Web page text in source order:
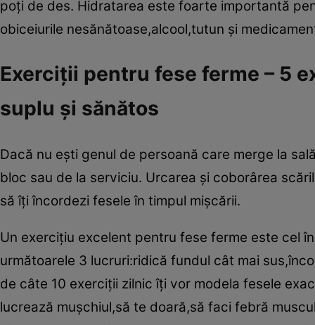
poţi de des. Hidratarea este foarte importantă
obiceiurile nesănătoase,alcool,tutun şi
Exerciţii pentru fese ferme – 5
suplu şi sănătos
Dacă nu eşti genul de persoană care merge la
bloc sau de la serviciu. Urcarea şi coborârea
să îţi încordezi fesele în timpul mişcării.
Un exerciţiu excelent pentru fese ferme este cel
următoarele 3 lucruri:ridică fundul cât mai
de câte 10 exerciţii zilnic îţi vor modela fesele
lucrează muşchiul,să te doară,să faci febră